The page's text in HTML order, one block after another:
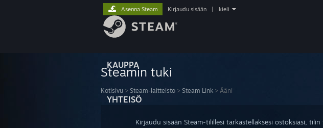
KAUPPA
YHTEISÖ
Asenna Steam Kirjaudu sisään kieli
Steamin tuki
Kotisivu > Steam-laitteisto > Steam Link > Ääni
Kirjaudu sisään Steam-tilillesi tarkastellaksesi ostoksiasi,